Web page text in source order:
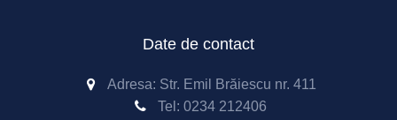
Date de contact
Adresa: Str. Emil Brăiescu nr. 411
Tel: 0234 212406